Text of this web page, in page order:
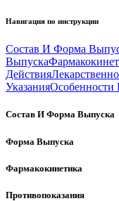
Навигация по инструкции
Состав И Форма
Выпуска
Действия
УказанияОсобенности
Состав И Форма Выпуска
Форма Выпуска
Фармакокинетика
Противопоказания